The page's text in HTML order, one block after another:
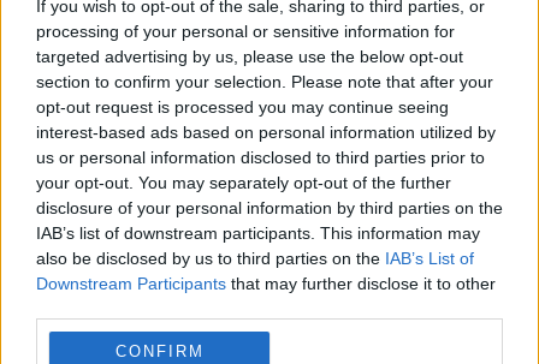
If you wish to opt-out of the sale, sharing to third parties, or
processing of your personal or sensitive information for
targeted advertising by us, please use the below opt-out
section to confirm your selection. Please note that after your
opt-out request is processed you may continue seeing
interest-based ads based on personal information utilized by
us or personal information disclosed to third parties prior to
your opt-out. You may separately opt-out of the further
disclosure of your personal information by third parties on the
IAB’s list of downstream participants. This information may
also be disclosed by us to third parties on the IAB’s List of
Downstream Participants that may further disclose it to other
CONFIRM